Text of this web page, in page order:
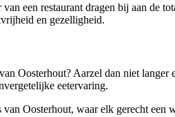
een restaurant dragen bij aan de
en gezelligheid.
Oosterhout? Aarzel dan niet langer
eetervaring.
Oosterhout, waar elk gerecht